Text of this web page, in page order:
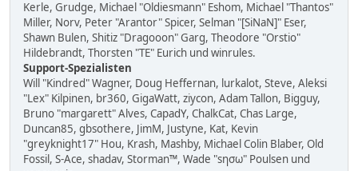
Kerle, Grudge, Michael "Oldiesmann" Eshom, Michael "Thantos"
Miller, Norv, Peter "Arantor" Spicer, Selman "[SiNaN]" Eser,
Shawn Bulen, Shitiz "Dragooon" Garg, Theodore "Orstio"
Hildebrandt, Thorsten "TE" Eurich und winrules.
Support-Spezialisten
Will "Kindred" Wagner, Doug Heffernan, lurkalot, Steve, Aleksi
"Lex" Kilpinen, br360, GigaWatt, ziycon, Adam Tallon, Bigguy,
Bruno "margarett" Alves, CapadY, ChalkCat, Chas Large,
Duncan85, gbsothere, JimM, Justyne, Kat, Kevin
"greyknight17" Hou, Krash, Mashby, Michael Colin Blaber, Old
Fossil, S-Ace, shadav, Storman™, Wade "sησω" Poulsen und